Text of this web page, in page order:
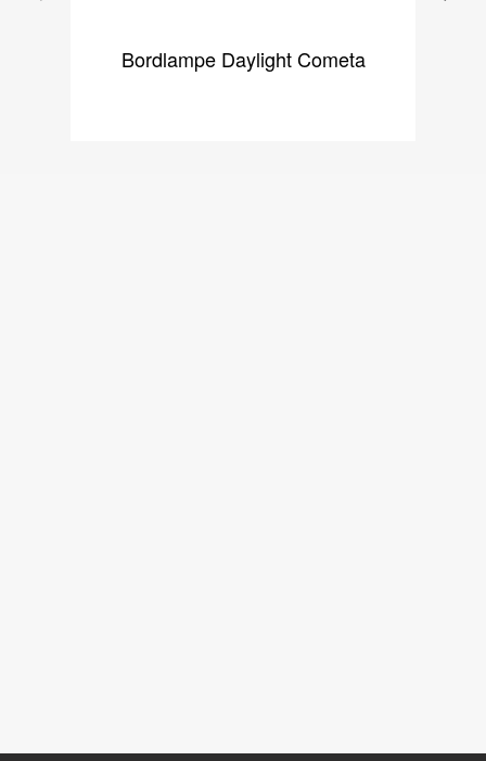
Bordlampe Daylight Cometa